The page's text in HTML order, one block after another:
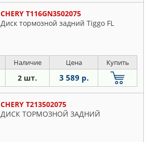
CHERY T116GN3502075
Диск тормозной задний Tiggo FL
Наличие Цена Купить
2 шт. 3 589 р.
CHERY T213502075
ДИСК ТОРМОЗНОЙ ЗАДНИЙ